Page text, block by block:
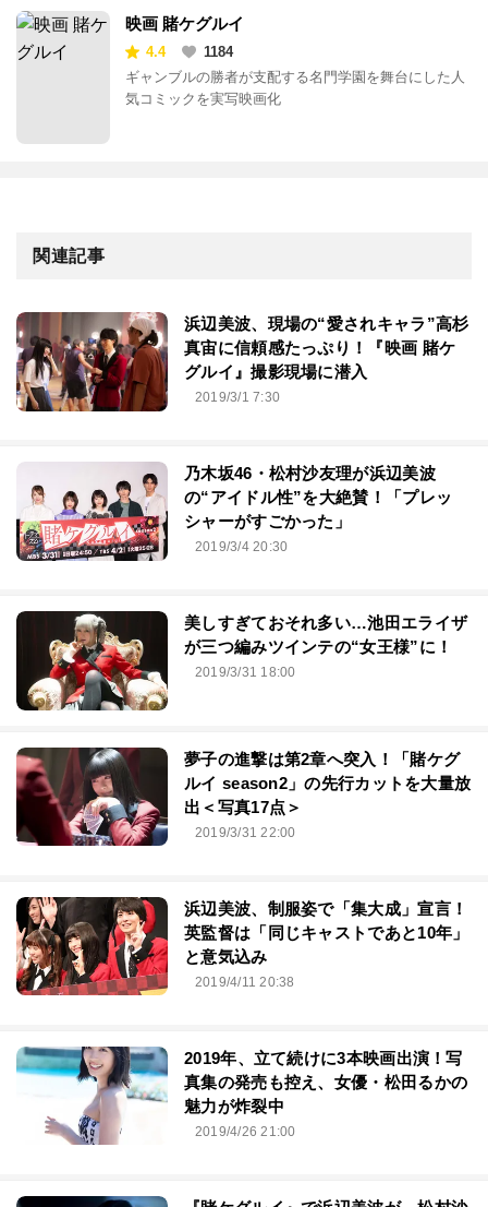
映画 賭ケグルイ
4.4
1184
ギャンブルの勝者が支配する名門学園を舞台にした人
気コミックを実写映画化
関連記事
浜辺美波、現場の“愛されキャラ”高杉
真宙に信頼感たっぷり！『映画 賭ケ
グルイ』撮影現場に潜入
2019/3/1 7:30
乃木坂46・松村沙友理が浜辺美波
の“アイドル性”を大絶賛！「プレッ
シャーがすごかった」
2019/3/4 20:30
美しすぎておそれ多い…池田エライザ
が三つ編みツインテの“女王様”に！
2019/3/31 18:00
夢子の進撃は第2章へ突入！「賭ケグ
ルイ season2」の先行カットを大量放
出＜写真17点＞
2019/3/31 22:00
浜辺美波、制服姿で「集大成」宣言！
英監督は「同じキャストであと10年」
と意気込み
2019/4/11 20:38
2019年、立て続けに3本映画出演！写
真集の発売も控え、女優・松田るかの
魅力が炸裂中
2019/4/26 21:00